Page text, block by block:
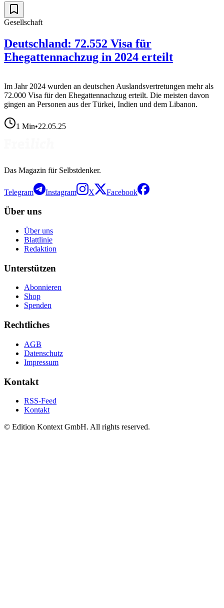
Gesellschaft
Deutschland: 72.552 Visa für
Ehegattennachzug in 2024 erteilt
Im Jahr 2024 wurden an deutschen Auslandsvertretungen mehr als
72.000 Visa für den Ehegattennachzug erteilt. Die meisten davon
gingen an Personen aus der Türkei, Indien und dem Libanon.
1 Min•22.05.25
Das Magazin für Selbstdenker.
Telegram Instagram X Facebook
Über uns
Über uns
Blattlinie
Redaktion
Unterstützen
Abonnieren
Shop
Spenden
Rechtliches
AGB
Datenschutz
Impressum
Kontakt
RSS-Feed
Kontakt
© Edition Kontext GmbH. All rights reserved.